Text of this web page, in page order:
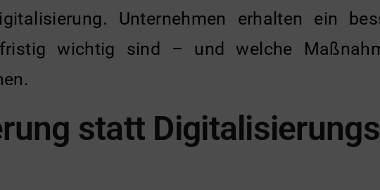
Unternehmen erhalten ein
wichtig sind – und welche
statt